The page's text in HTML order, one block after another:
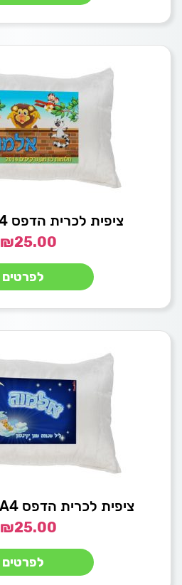
ציפית לכרית הדפס A4 שם גן חיות
₪25.00
לפרטים
ציפית לכרית הדפס A4 שם ילד על ענן
₪25.00
לפרטים